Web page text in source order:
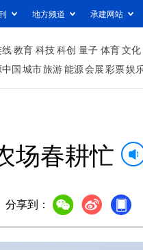
地方频道 承建网站
教育 科技科创 量子 体育文化
国城市旅游能源会展彩票娱
场春耕忙
分享到：